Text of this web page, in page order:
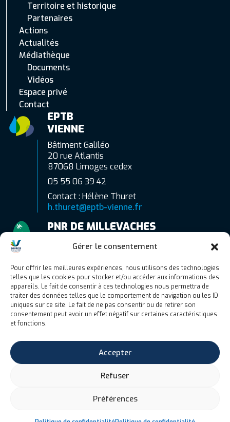
Gérer le consentement
Pour offrir les meilleures expériences, nous utilisons des technologies
telles que les cookies pour stocker et/ou accéder aux informations des
appareils. Le fait de consentir à ces technologies nous permettra de
traiter des données telles que le comportement de navigation ou les ID
uniques sur ce site. Le fait de ne pas consentir ou de retirer son
consentement peut avoir un effet négatif sur certaines caractéristiques
et fonctions.
Accepter
Refuser
Préférences
Territoire et historique
Partenaires
Actions
Actualités
Médiathèque
Documents
Vidéos
Espace privé
Contact
EPTB
VIENNE
Bâtiment Galiléo
20 rue Atlantis
87068 Limoges cedex
05 55 06 39 42
Contact : Hélène Thuret
h.thuret@eptb-vienne.fr
PNR DE MILLEVACHES
19290 Millevaches
06 77 83 89 51
Contact : Camille Gaubert
c.gaubert@pnr-millevaches.fr
Site web réalisé par l’agence
Politique de confidentialité